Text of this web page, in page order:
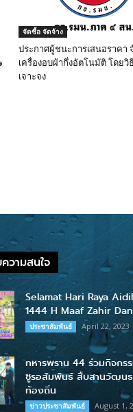
จัดซื้อ จัดจ้าง
ประกาศผู้ชนะการเสนอราคา
เครื่องอบผ้ากึ่งอัตโนมัติ โดยวิ
เจาะจง
วามสนใจ
Selamat Hari Raya
1444 H Maaf Zahir
ประชาสัมพันธ์ April 22, 2023
ทหารพราน 44 ร่วมกิจกร
ซูรอสัมพันธ์ สืบสานวัฒน
ท้องถิ่น
ข่าวประชาสัมพันธ์ August 1,